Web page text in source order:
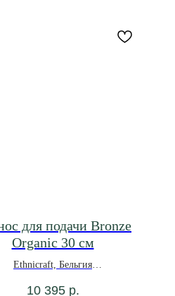
для подачи Bronze
Organic 30 см
Ethnicraft, Бельгия
10 395 р.